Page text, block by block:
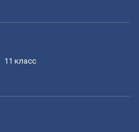
11 класс